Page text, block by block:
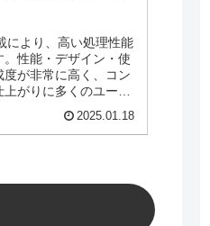
により、高い処理性能
性能・デザイン・使
が非常に高く、コン
がりに多くのユーザ
2025.01.18